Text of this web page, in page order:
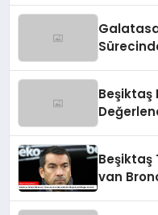
Beşiktaş
Beşiktaş
van